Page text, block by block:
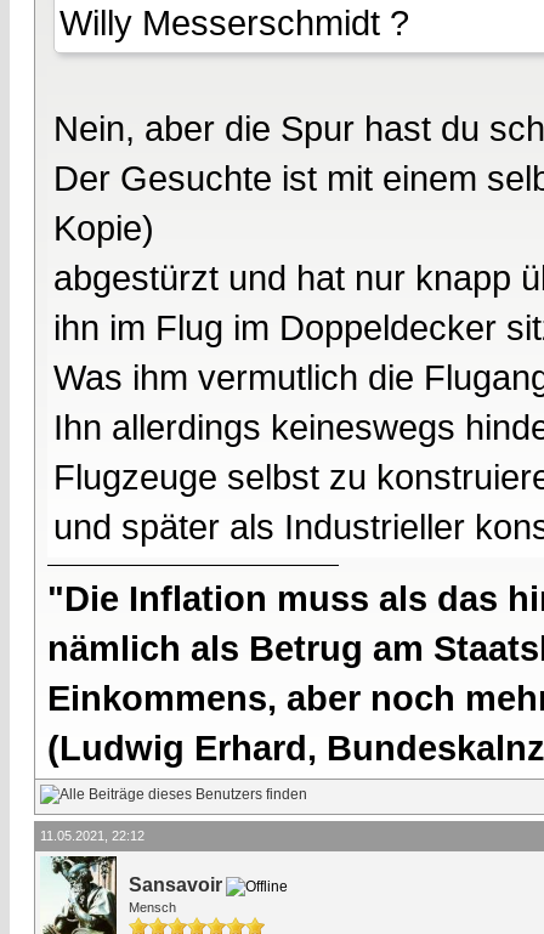
Willy Messerschmidt ?
Nein, aber die Spur hast du
Der Gesuchte ist mit einem
Kopie)
abgestürzt und hat nur knapp
ihn im Flug im Doppeldecker
Was ihm vermutlich die
Ihn allerdings keineswegs
Flugzeuge selbst zu
und später als Industrieller
"Die Inflation muss als das
nämlich als Betrug am
Einkommens, aber noch
(Ludwig Erhard,
11.05.2021, 22:12
Sansavoir
Mensch